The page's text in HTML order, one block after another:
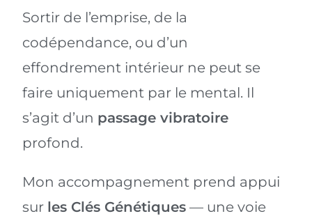
Sortir de l’emprise, de la
codépendance, ou d’un
effondrement intérieur ne peut se
faire uniquement par le mental. Il
s’agit d’un passage vibratoire
profond.
Mon accompagnement prend appui
sur les Clés Génétiques — une voie